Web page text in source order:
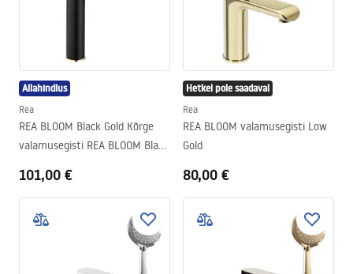
Allahindlus
Rea
REA BLOOM Black Gold Kõrge
valamusegisti REA BLOOM Black
101,00 €
Hetkel pole saadaval
Rea
REA BLOOM valamusegisti Low
Gold
80,00 €